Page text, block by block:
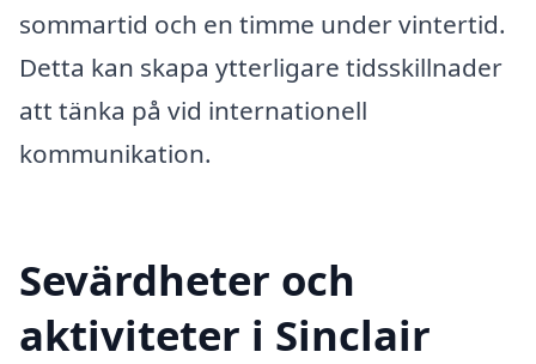
sommartid och en timme under vintertid.
Detta kan skapa ytterligare tidsskillnader
att tänka på vid internationell
kommunikation.
Sevärdheter och
aktiviteter i Sinclair